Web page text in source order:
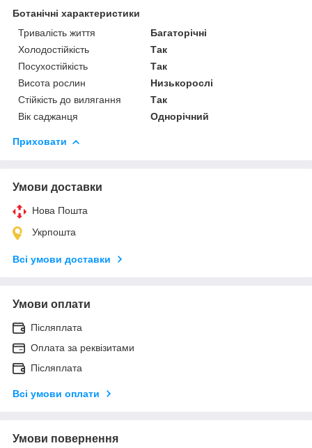
Ботанічні характеристики
Тривалість життя
Багаторічні
Холодостійкість
Так
Посухостійкість
Так
Висота рослин
Низькорослі
Стійкість до вилягання
Так
Вік саджанця
Однорічний
Приховати
Умови доставки
Нова Пошта
Укрпошта
Всі умови доставки
Умови оплати
Післяплата
Оплата за реквізитами
Післяплата
Всі умови оплати
Умови повернення